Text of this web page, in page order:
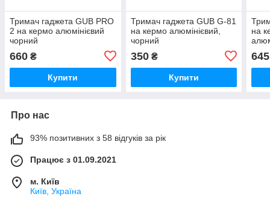
Тримач гаджета GUB PRO
2 на кермо алюмінієвий
чорний
660 ₴
Купити
Тримач гаджета GUB G-81
на кермо алюмінієвий,
чорний
350₴
Купити
на
645
Про нас
93% позитивних з 58 відгуків за рік
Працює з 01.09.2021
м. Київ
Київ, Україна